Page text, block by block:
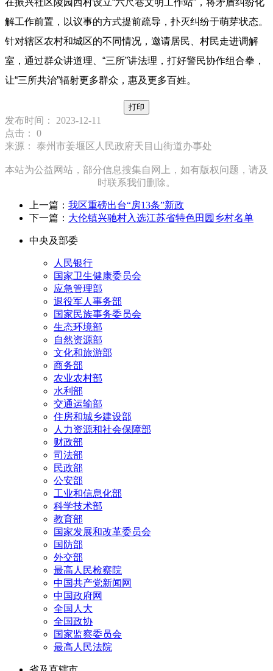
在振兴社区陵园西村设立“六尺巷文明工作站”，将矛盾纠纷化
解工作前置，以议事的方式提前疏导，扑灭纠纷于萌芽状态。
针对辖区农村和城区的不同情况，邀请居民、村民走进调解
室，通过群众讲道理、“三所”讲法理，打好警民协作组合拳，
让“三所共治”辐射更多群众，惠及更多百姓。
打印
发布时间： 2023-12-11
点击： 0
来源： 泰州市姜堰区人民政府天目山街道办事处
本站为公益网站，部分信息搜集自网上，如有版权问题，请及
时联系我们删除。
上一篇： 我区重磅出台“房13条”新政
下一篇： 大伦镇兴驰村入选江苏省特色田园乡村名单
中央及部委
人民银行
国家卫生健康委员会
应急管理部
退役军人事务部
国家民族事务委员会
生态环境部
自然资源部
文化和旅游部
商务部
农业农村部
水利部
交通运输部
住房和城乡建设部
人力资源和社会保障部
财政部
司法部
民政部
公安部
工业和信息化部
科学技术部
教育部
国家发展和改革委员会
国防部
外交部
最高人民检察院
中国共产党新闻网
中国政府网
全国人大
全国政协
国家监察委员会
最高人民法院